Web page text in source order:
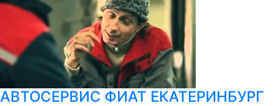
АВТОСЕРВИС ФИАТ ЕКАТЕРИНБУРГ